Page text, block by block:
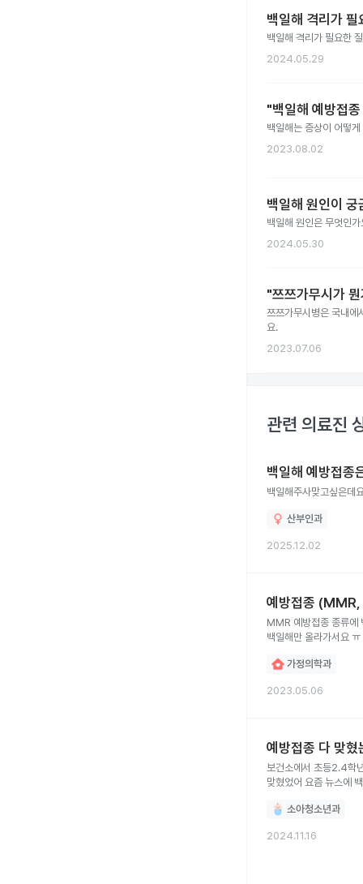
백일해 격리가 필
백일해 격리가 필요한
2024.05.29
"백일해 예방접
백일해는 증상이 어떻
2023.08.02
백일해 원인이 궁
백일해 원인은 무엇인가
2024.05.30
"쯔쯔가무시가
쯔쯔가무시병은 국내에
요.
2023.07.06
관련 의료진
백일해 예방접종
백일해주사맞고싶은데
산부인과
2025.12.02
예방접종
MMR 예방접종 종류에
백일해만 올라가서요 ㅠ
가정의학과
2023.05.06
예방접종 다 맞
보건소에서 초등2.4학년 아이들
맞혔었어 요즘 뉴스에
소아청소년과
2024.11.16